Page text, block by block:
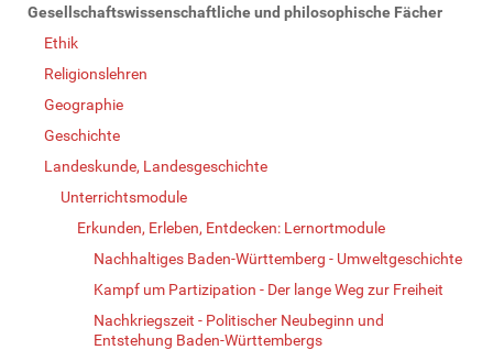
Gesellschaftswissenschaftliche und philosophische Fächer
Ethik
Religionslehren
Geographie
Geschichte
Landeskunde, Landesgeschichte
Unterrichtsmodule
Erkunden, Erleben, Entdecken: Lernortmodule
Nachhaltiges Baden-Württemberg - Umweltgeschichte
Kampf um Partizipation - Der lange Weg zur Freiheit
Nachkriegszeit - Politischer Neubeginn und
Entstehung Baden-Württembergs